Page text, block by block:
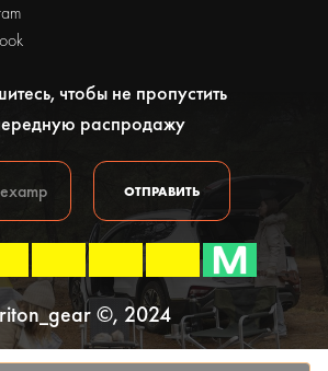
чтобы не пропустить
распродажу
©, 2024
конфиденциальности
ОТПРАВИТЬ